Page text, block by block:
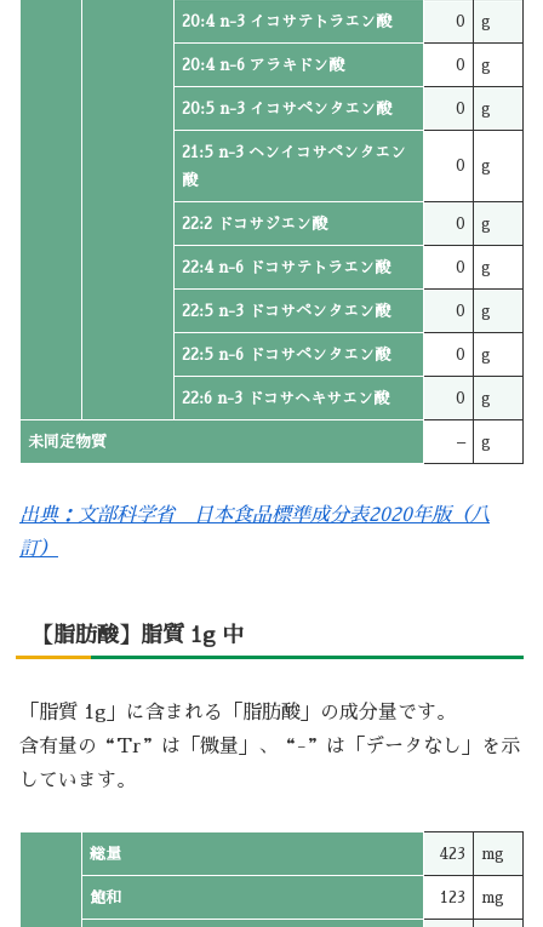
20:4 n-3 イコサテトラエン酸 0 g
20:4 n-6 アラキドン酸 0 g
20:5 n-3 イコサペンタエン酸 0 g
21:5 n-3 ヘンイコサペンタエン
酸
0 g
22:2 ドコサジエン酸 0 g
22:4 n-6 ドコサテトラエン酸 0 g
22:5 n-3 ドコサペンタエン酸 0 g
22:5 n-6 ドコサペンタエン酸 0 g
22:6 n-3 ドコサヘキサエン酸 0 g
未同定物質 – g
出典：文部科学省 日本食品標準成分表2020年版（八
訂）
【脂肪酸】脂質 1g 中
「脂質 1g」に含まれる「脂肪酸」の成分量です。
含有量の“Tr”は「微量」、“-”は「データなし」を示
しています。
総量 423 mg
飽和 123 mg